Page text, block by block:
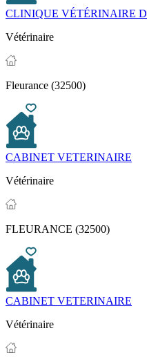
CLINIQUE VÉTÉRINAIRE
Vétérinaire
Fleurance (32500)
CABINET VETERINAIRE
Vétérinaire
FLEURANCE (32500)
CABINET VETERINAIRE
Vétérinaire